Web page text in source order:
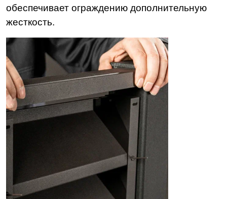
обеспечивает ограждению дополнительную
жесткость.